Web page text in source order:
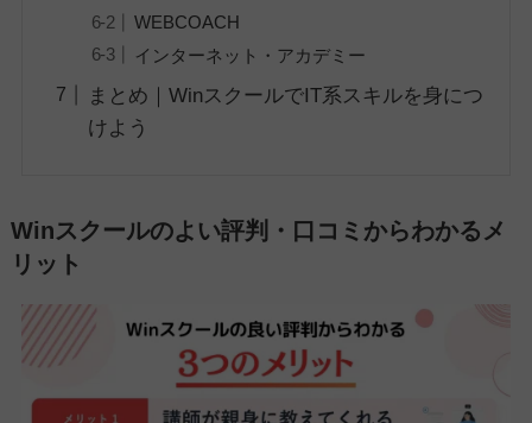
WEBCOACH
インターネット・アカデミー
まとめ｜WinスクールでIT系スキルを身につ
けよう
Winスクールのよい評判・口コミからわかるメ
リット